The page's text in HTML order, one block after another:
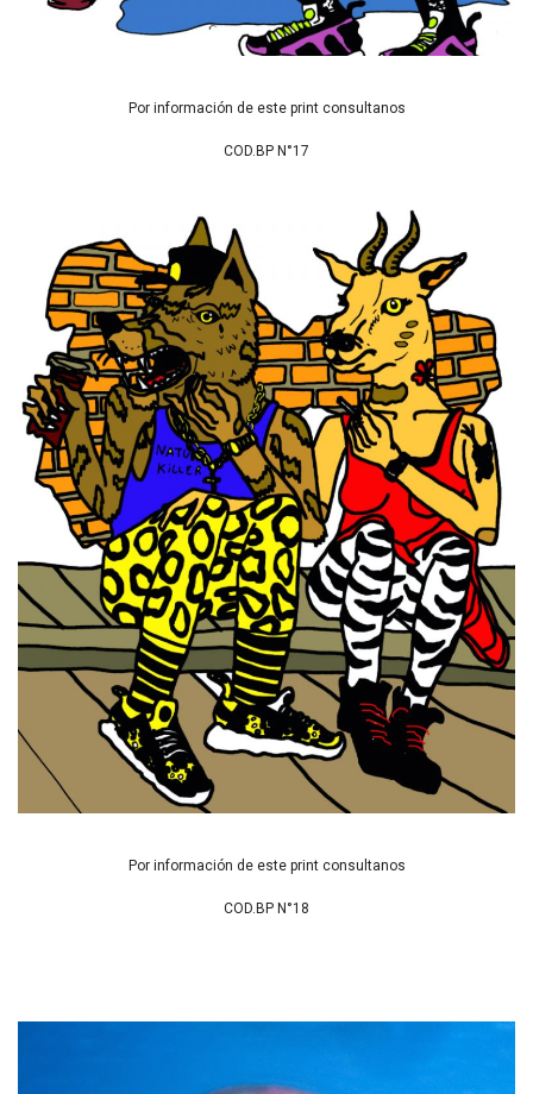
Por información de este print consultanos
COD.BP N°17
Por información de este print consultanos
COD.BP N°18